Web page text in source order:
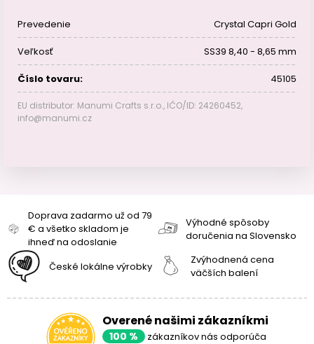
Prevedenie Crystal Capri Gold
Veľkosť SS39 8,40 - 8,65 mm
Číslo tovaru: 45105
EU distributor: Manumi Crafts s.r.o., IČO/ID: 24260452,
info@manumi.cz
Doprava zadarmo už od 79
€ a všetko skladom je
ihneď na odoslanie
Výhodné spôsoby
doručenia na Slovensko
České lokálne výrobky
Zvýhodnená cena
väčších balení
Overené našimi zákazníkmi
100 % zákazníkov nás odporúča